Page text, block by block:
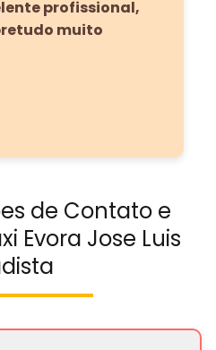
profissional,
muito
de Contato e
Evora Jose Luis